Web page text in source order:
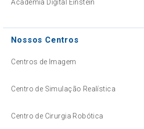
Academia Digital Einstein
Nossos Centros
Centros de Imagem
Centro de Simulação Realística
Centro de Cirurgia Robótica